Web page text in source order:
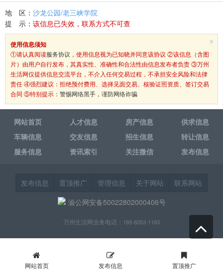
地 区： 沙龙公园/老三峡学院
提 示： 该信息已失效，联系方式不可查
×
使用信息须知
①请认真阅读服务协议 ，使用信息视为已知晓并同意该协议 ②该信息（含图
片）由用户自行发布，其真实性、准确性和合法性由信息发布者负责 ③万州
生活网仅提供信息交流平台，不介入任何交易过程，不承担安全风险和法律
责任 ④强烈建议：拒绝预付费用、选择见面交易、核验证照资质、签订交易
合同 ⑤特别提示： 警惕网络黑手，谨防网络诈骗
网站首页 人才信息 房产信息
供求信息
车辆信息
交友信息 招生信息
转让信息
服务信息
资讯索引 关注微信 发布信息
发布信息 置顶推广 管理信息 关于网站
联系网站
渝公网安备50022802000406号
万州生活网业务电话：189-8353-1163
网站首页 发布信息 置顶推广